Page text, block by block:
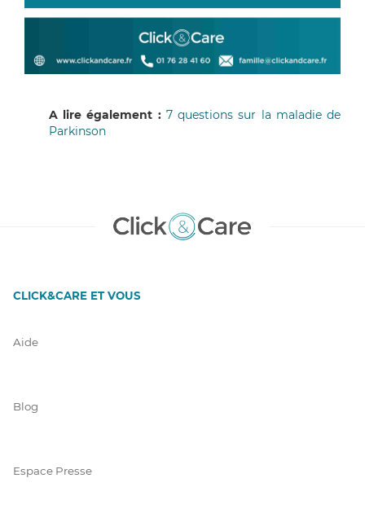
A lire également : 7 questions sur la maladie de
Parkinson
CLICK&CARE ET VOUS
Aide
Blog
Espace Presse